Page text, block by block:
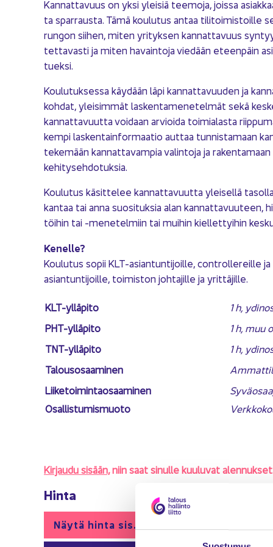
Kan­nat­ta­vuus on yksi ylei­siä tee­mo­ja, jois­sa
ta spar­raus­ta. Tämä kou­lu­tus antaa ti­li­toi­mis­toil­le
run­gon sii­hen, miten yri­tyk­sen kan­nat­ta­vuus
tet­ta­vas­ti ja miten ha­vain­to­ja vie­dään eteen­päin
tuek­si.
Kou­lu­tuk­ses­sa käy­dään läpi kan­nat­ta­vuu­den ja
koh­dat, ylei­sim­mät las­ken­ta­me­ne­tel­mät sekä
kan­nat­ta­vuut­ta voi­daan ar­vioi­da toi­mia­las­ta
kem­pi las­ken­tain­for­maa­tio aut­taa tun­nis­ta­maan
te­ke­mään kan­nat­ta­vam­pia va­lin­to­ja ja
ke­hi­ty­seh­do­tuk­sia.
Kou­lu­tus kä­sit­te­lee kan­nat­ta­vuut­ta ylei­sel­lä
kan­taa tai anna suo­si­tuk­sia alan
töi­hin tai -​menetelmiin tai mui­hin kiel­let­tyi­hin
Ke­nel­le?
Kou­lu­tus sopii KLT-​asiantuntijoille, cont­rol­le­reil­le ja
asian­tun­ti­joil­le, toi­mis­ton joh­ta­jil­le ja yrit­tä­jil­le.
KLT-​ylläpito
1 h,
PHT-​ylläpito
1 h, muu
TNT-​ylläpito
1 h,
Ta­lous­osaa­mi­nen
Lii­ke­toi­min­tao­saa­mi­nen
Osal­lis­tu­mis­muo­to
Kir­jau­du si­sään,niin saat si­nul­le kuu­lu­vat
Hinta
Näytä hinta sis. alv